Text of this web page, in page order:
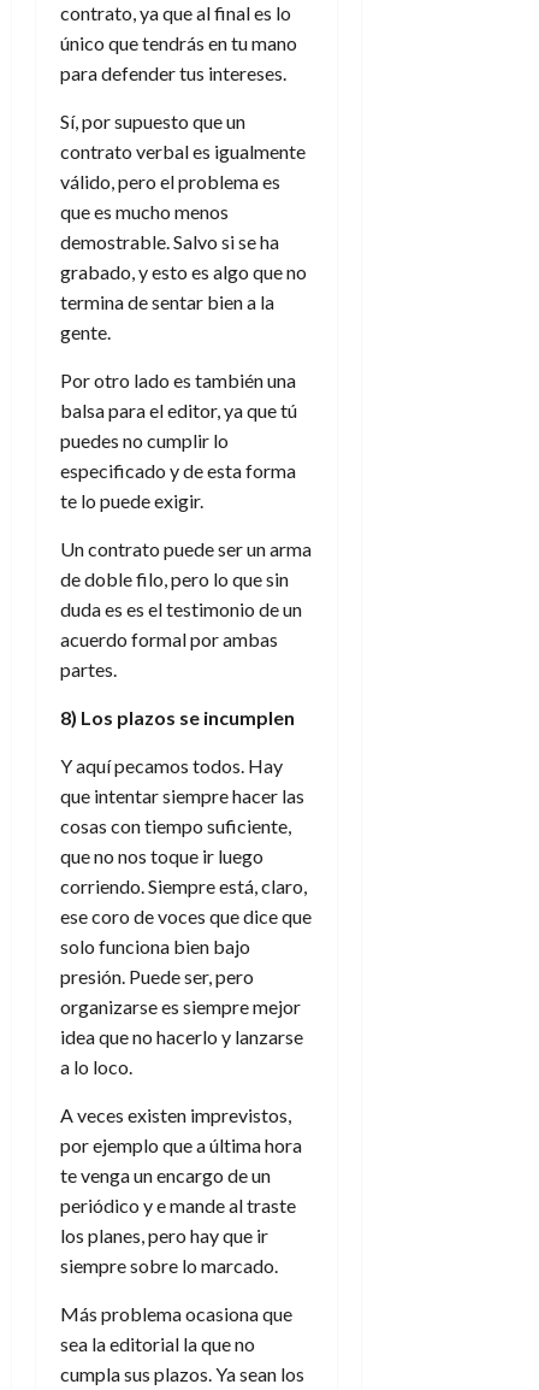
contrato, ya que al final es lo
único que tendrás en tu mano
para defender tus intereses.
Sí, por supuesto que un
contrato verbal es igualmente
válido, pero el problema es
que es mucho menos
demostrable. Salvo si se ha
grabado, y esto es algo que no
termina de sentar bien a la
gente.
Por otro lado es también una
balsa para el editor, ya que tú
puedes no cumplir lo
especificado y de esta forma
te lo puede exigir.
Un contrato puede ser un arma
de doble filo, pero lo que sin
duda es es el testimonio de un
acuerdo formal por ambas
partes.
8) Los plazos se incumplen
Y aquí pecamos todos. Hay
que intentar siempre hacer las
cosas con tiempo suficiente,
que no nos toque ir luego
corriendo. Siempre está, claro,
ese coro de voces que dice que
solo funciona bien bajo
presión. Puede ser, pero
organizarse es siempre mejor
idea que no hacerlo y lanzarse
a lo loco.
A veces existen imprevistos,
por ejemplo que a última hora
te venga un encargo de un
periódico y e mande al traste
los planes, pero hay que ir
siempre sobre lo marcado.
Más problema ocasiona que
sea la editorial la que no
cumpla sus plazos. Ya sean los